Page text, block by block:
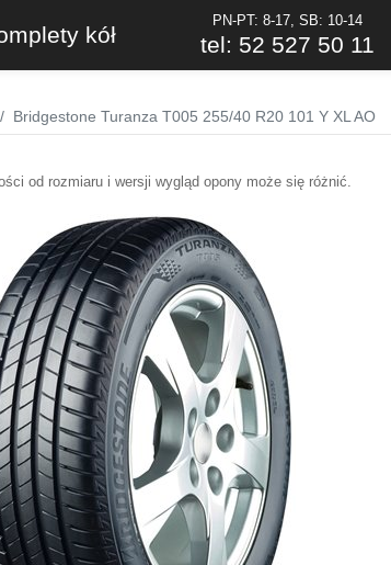
kół
PN-PT: 8-17, SB: 10-14
tel: 52 527 50 11
Bridgestone Turanza T005 255/40 R20 101 Y XL AO
od rozmiaru i wersji wygląd opony może się różnić.